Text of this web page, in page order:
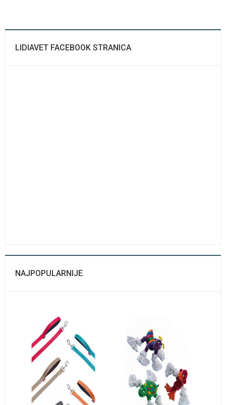
LIDIAVET FACEBOOK STRANICA
NAJPOPULARNIJE